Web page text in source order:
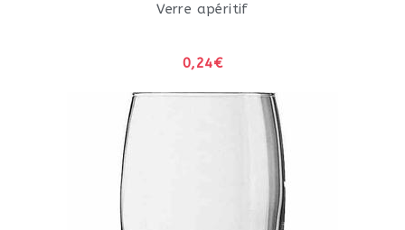
Verre apéritif
0,24€